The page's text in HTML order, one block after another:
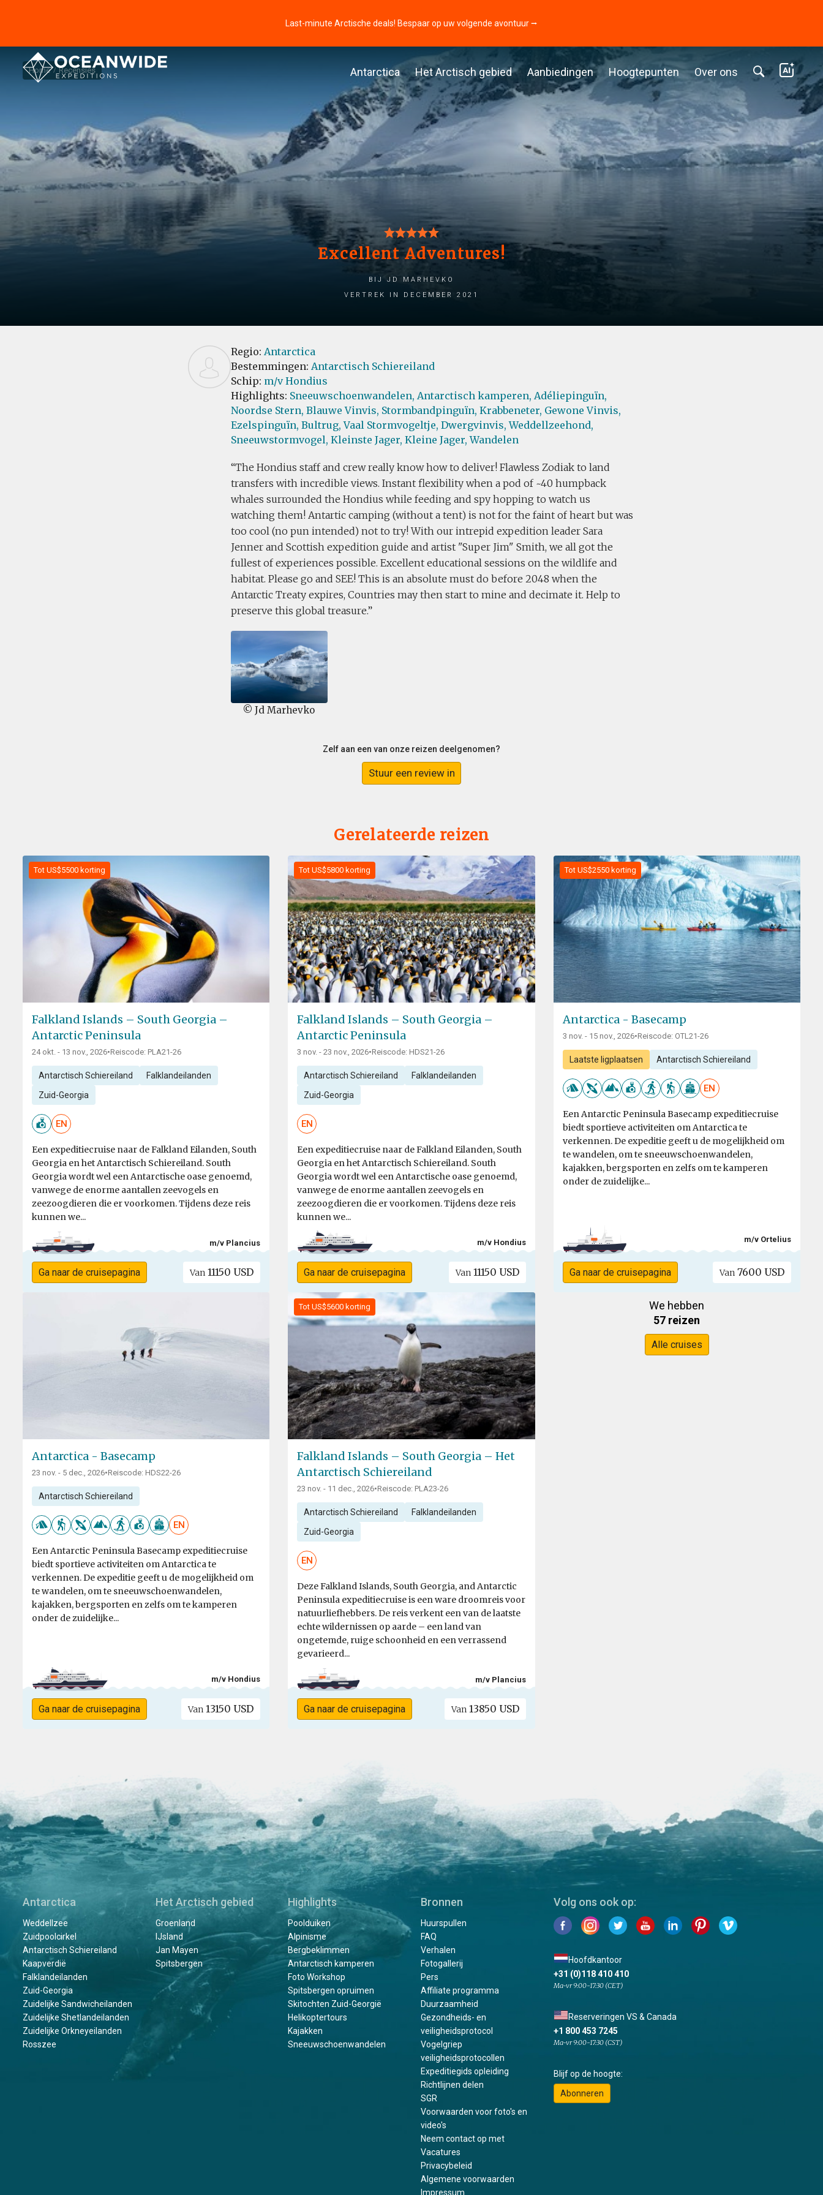
Last-minute Arctische deals! Bespaar op uw volgende avontuur ⭢
Antarctica Het Arctisch gebied Aanbiedingen Hoogtepunten Over ons
Home Recensies
Excellent Adventures!
bij Jd Marhevko
Vertrek in December 2021
Regio: Antarctica
Bestemmingen: Antarctisch Schiereiland
Schip: m/v Hondius
Highlights: Sneeuwschoenwandelen, Antarctisch kamperen, Adéliepinguïn,
Noordse Stern, Blauwe Vinvis, Stormbandpinguïn, Krabbeneter, Gewone Vinvis,
Ezelspinguïn, Bultrug, Vaal Stormvogeltje, Dwergvinvis, Weddellzeehond,
Sneeuwstormvogel, Kleinste Jager, Kleine Jager, Wandelen
The Hondius staff and crew really know how to deliver! Flawless Zodiak to land
transfers with incredible views. Instant flexibility when a pod of ~40 humpback
whales surrounded the Hondius while feeding and spy hopping to watch us
watching them! Antartic camping (without a tent) is not for the faint of heart but was
too cool (no pun intended) not to try! With our intrepid expedition leader Sara
Jenner and Scottish expedition guide and artist "Super Jim" Smith, we all got the
fullest of experiences possible. Excellent educational sessions on the wildlife and
habitat. Please go and SEE! This is an absolute must do before 2048 when the
Antarctic Treaty expires, Countries may then start to mine and decimate it. Help to
preserve this global treasure.
© Jd Marhevko
Zelf aan een van onze reizen deelgenomen?
Stuur een review in
Gerelateerde reizen
Tot US$5500 korting
Falkland Islands – South Georgia –
Antarctic Peninsula
24 okt. - 13 nov., 2026•Reiscode: PLA21-26
Antarctisch Schiereiland Falklandeilanden
Zuid-Georgia
EN
Een expeditiecruise naar de Falkland Eilanden, South
Georgia en het Antarctisch Schiereiland. South
Georgia wordt wel een Antarctische oase genoemd,
vanwege de enorme aantallen zeevogels en
zeezoogdieren die er voorkomen. Tijdens deze reis
kunnen we...
m/v Plancius
Ga naar de cruisepagina Van 11150 USD
Tot US$5800 korting
Falkland Islands – South Georgia –
Antarctic Peninsula
3 nov. - 23 nov., 2026•Reiscode: HDS21-26
Antarctisch Schiereiland Falklandeilanden
Zuid-Georgia
EN
Een expeditiecruise naar de Falkland Eilanden, South
Georgia en het Antarctisch Schiereiland. South
Georgia wordt wel een Antarctische oase genoemd,
vanwege de enorme aantallen zeevogels en
zeezoogdieren die er voorkomen. Tijdens deze reis
kunnen we...
m/v Hondius
Ga naar de cruisepagina Van11150 USD
Tot US$2550 korting
Antarctica - Basecamp
3 nov. - 15 nov., 2026•Reiscode: OTL21-26
Laatste ligplaatsen Antarctisch Schiereiland
EN
Een Antarctic Peninsula Basecamp expeditiecruise
biedt sportieve activiteiten om Antarctica te
verkennen. De expeditie geeft u de mogelijkheid om
te wandelen, om te sneeuwschoenwandelen,
kajakken, bergsporten en zelfs om te kamperen
onder de zuidelijke...
m/v Ortelius
Ga naar de cruisepagina Van 7600 USD
Antarctica - Basecamp
23 nov. - 5 dec., 2026•Reiscode: HDS22-26
Antarctisch Schiereiland
EN
Een Antarctic Peninsula Basecamp expeditiecruise
biedt sportieve activiteiten om Antarctica te
verkennen. De expeditie geeft u de mogelijkheid om
te wandelen, om te sneeuwschoenwandelen,
kajakken, bergsporten en zelfs om te kamperen
onder de zuidelijke...
m/v Hondius
Ga naar de cruisepagina Van 13150 USD
Tot US$5600 korting
Falkland Islands – South Georgia – Het
Antarctisch Schiereiland
23 nov. - 11 dec., 2026•Reiscode: PLA23-26
Antarctisch Schiereiland Falklandeilanden
Zuid-Georgia
EN
Deze Falkland Islands, South Georgia, and Antarctic
Peninsula expeditiecruise is een ware droomreis voor
natuurliefhebbers. De reis verkent een van de laatste
echte wildernissen op aarde – een land van
ongetemde, ruige schoonheid en een verrassend
gevarieerd...
m/v Plancius
Ga naar de cruisepagina Van13850 USD
We hebben
57 reizen
Alle cruises
Antarctica
Weddellzee
Zuidpoolcirkel
Antarctisch Schiereiland
Kaapverdië
Falklandeilanden
Zuid-Georgia
Zuidelijke Sandwicheilanden
Zuidelijke Shetlandeilanden
Zuidelijke Orkneyeilanden
Rosszee
Het Arctisch gebied
Groenland
IJsland
Jan Mayen
Spitsbergen
Highlights
Poolduiken
Alpinisme
Bergbeklimmen
Antarctisch kamperen
Foto Workshop
Spitsbergen opruimen
Skitochten Zuid-Georgië
Helikoptertours
Kajakken
Sneeuwschoenwandelen
Bronnen
Huurspullen
FAQ
Verhalen
Fotogallerij
Pers
Affiliate programma
Duurzaamheid
Gezondheids- en
veiligheidsprotocol
Vogelgriep
veiligheidsprotocollen
Expeditiegids opleiding
Richtlijnen delen
SGR
Voorwaarden voor foto's en
video's
Neem contact op met
Vacatures
Privacybeleid
Algemene voorwaarden
Impressum
Volg ons ook op:
Hoofdkantoor
+31 (0)118 410 410
Ma-vr 9:00-17:30 (CET)
Reserveringen VS & Canada
+1 800 453 7245
Ma-vr 9:00-17:30 (CST)
Blijf op de hoogte:
Abonneren